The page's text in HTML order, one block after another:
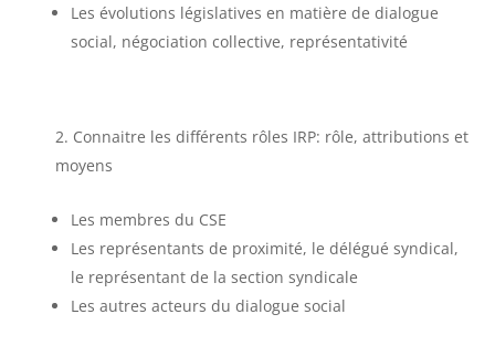
Les évolutions législatives en matière de dialogue
social, négociation collective, représentativité
Connaitre les différents rôles IRP: rôle, attributions et
moyens
Les membres du CSE
Les représentants de proximité, le délégué syndical,
le représentant de la section syndicale
Les autres acteurs du dialogue social